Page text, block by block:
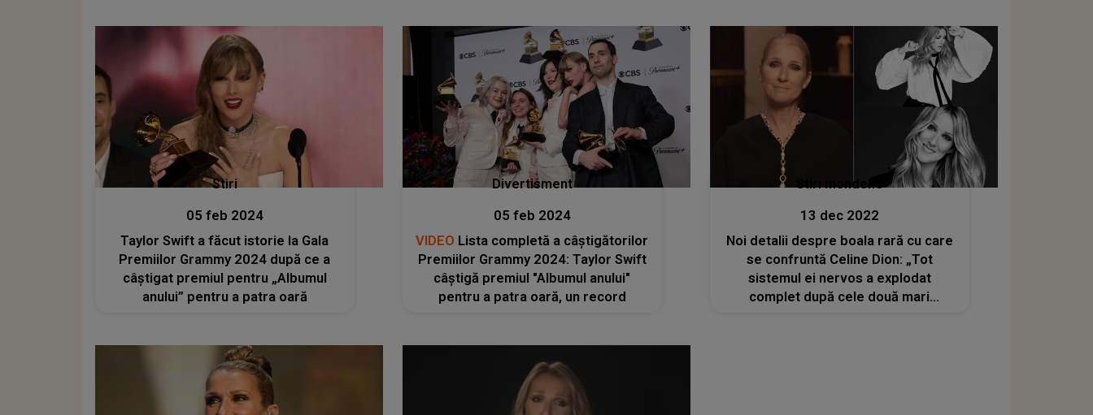
Stiri
05 feb 2024
Taylor Swift a făcut istorie la Gala
Premiilor Grammy 2024 după ce a
câștigat premiul pentru „Albumul
anului” pentru a patra oară
Divertisment
05 feb 2024
VIDEO Lista completă a câștigătorilor
Premiilor Grammy 2024: Taylor Swift
câştigă premiul "Albumul anului"
pentru a patra oară, un record
Stiri mondene
13 dec 2022
Noi detalii despre boala rară cu care
se confruntă Celine Dion: „Tot
sistemul ei nervos a explodat
complet după cele două mari